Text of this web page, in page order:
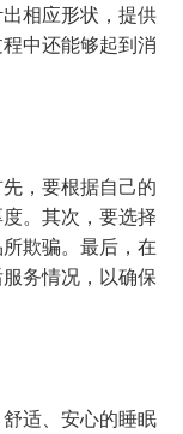
相应形状，提供
中还能够起到消
，要根据自己的
。其次，要选择
欺骗。最后，在
务情况，以确保
适、安心的睡眠